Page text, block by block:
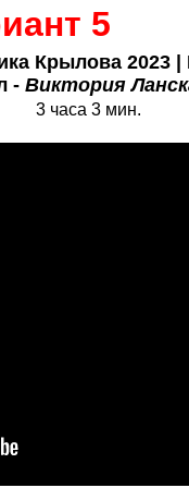
5
Крылова 2023
- Виктория
3 часа 3мин.